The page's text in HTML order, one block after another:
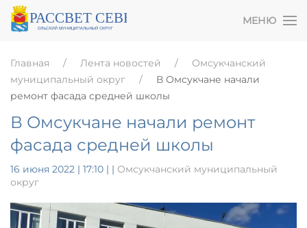
МЕНЮ
Главная Лента новостей
Омсукчанский
муниципальный округ
В Омсукчане начали
ремонт фасада средней школы
В Омсукчане начали ремонт
фасада средней школы
16 июня 2022 | 17:10 | | Омсукчанский муниципальный
округ